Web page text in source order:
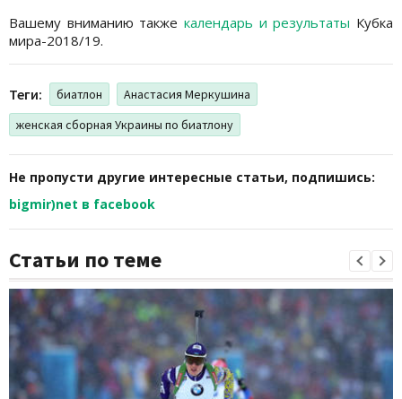
Вашему вниманию также календарь и результаты Кубка
мира-2018/19.
Теги: биатлон
Анастасия Меркушина
женская сборная Украины по биатлону
Не пропусти другие интересные статьи, подпишись:
bigmir)net в facebook
Статьи по теме